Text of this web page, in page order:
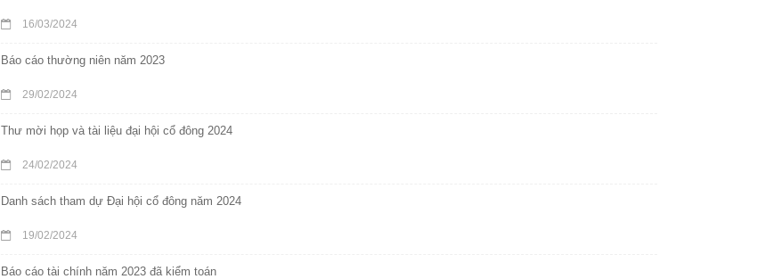
16/03/2024
Báo cáo thường niên năm 2023
29/02/2024
Thư mời họp và tài liệu đại hội cổ đông 2024
24/02/2024
Danh sách tham dự Đại hội cổ đông năm 2024
19/02/2024
Báo cáo tài chính năm 2023 đã kiểm toán